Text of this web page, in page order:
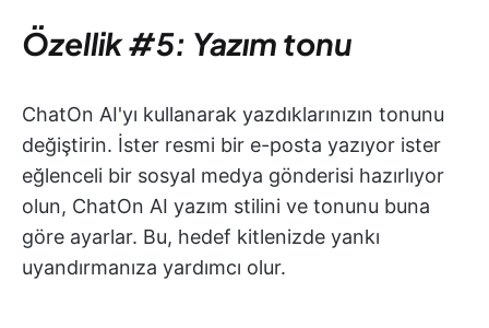
Özellik #5: Yazım tonu
ChatOn AI'yı kullanarak yazdıklarınızın tonunu
değiştirin. İster resmi bir e-posta yazıyor ister
eğlenceli bir sosyal medya gönderisi hazırlıyor
olun, ChatOn AI yazım stilini ve tonunu buna
göre ayarlar. Bu, hedef kitlenizde yankı
uyandırmanıza yardımcı olur.